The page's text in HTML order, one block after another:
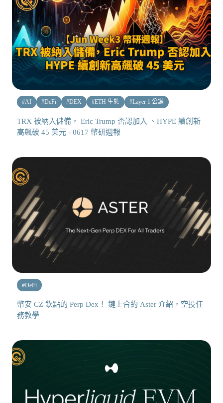
#AI #DeFi #DEX #ETH 生態 #Layer 1 公鏈
TRX 被納入儲備， Eric Trump 否認加入 、HYPE 續創新
高飆破 45 美元 - 0617 幣研週報
#DeFi
幣安 CZ 欽點的 Perp Dex！ 鏈上合約 Aster 介紹，空投任
務教學